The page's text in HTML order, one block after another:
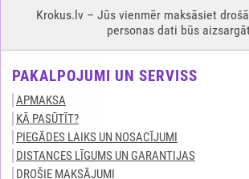
Krokus.lv – Jūs vienmēr maksāsiet
personas dati būs
PAKALPOJUMI UN SERVISS
APMAKSA
KĀ PASŪTĪT?
PIEGĀDES LAIKS UN NOSACĪJUMI
DISTANCES LĪGUMS UN GARANTIJAS
DROŠIE MAKSĀJUMI